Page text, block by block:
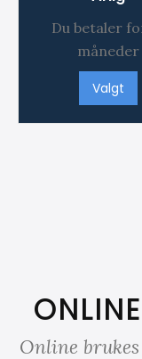
Du betaler
måneder
Valgt
Online